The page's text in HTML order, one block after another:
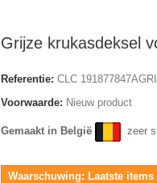
Grijze krukasdeksel
Referentie: CLC 191877847AGRI
Voorwaarde: Nieuw product
Gemaakt in België zeer
Waarschuwing: Laatste